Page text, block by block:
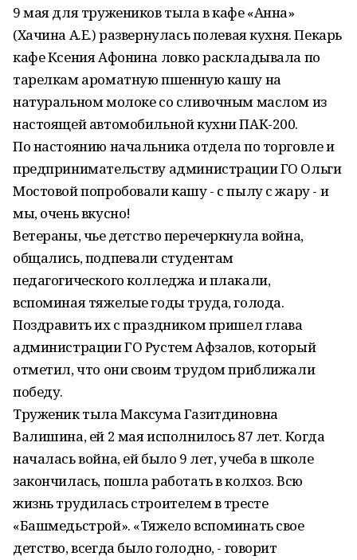
9 мая для тружеников тыла в кафе «Анна»
(Хачина А.Е.) развернулась полевая кухня. Пекарь
кафе Ксения Афонина ловко раскладывала по
тарелкам ароматную пшенную кашу на
натуральном молоке со сливочным маслом из
настоящей автомобильной кухни ПАК-200.
По настоянию начальника отдела по торговле и
предпринимательству администрации ГО Ольги
Мостовой попробовали кашу - с пылу с жару - и
мы, очень вкусно!
Ветераны, чье детство перечеркнула война,
общались, подпевали студентам
педагогического колледжа и плакали,
вспоминая тяжелые годы труда, голода.
Поздравить их с праздником пришел глава
администрации ГО Рустем Афзалов, который
отметил, что они своим трудом приближали
победу.
Труженик тыла Максума Газитдиновна
Валишина, ей 2 мая исполнилось 87 лет. Когда
началась война, ей было 9 лет, учеба в школе
закончилась, пошла работать в колхоз. Всю
жизнь трудилась строителем в тресте
«Башмедьстрой». «Тяжело вспоминать свое
детство, всегда было голодно, - говорит